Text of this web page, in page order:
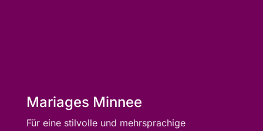
Mariages Minnee
Für eine stilvolle und mehrsprachige